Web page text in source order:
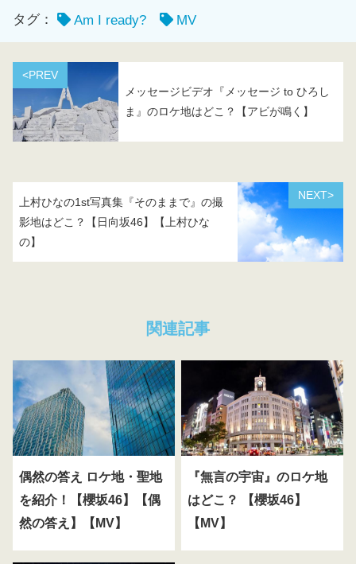
タグ：
Am I ready? MV
<PREV
メッセージビデオ『メッセージ to ひろし
ま』のロケ地はどこ？【アビが鳴く】
NEXT>
上村ひなの1st写真集『そのままで』の撮
影地はどこ？【日向坂46】【上村ひな
の】
関連記事
偶然の答え ロケ地・聖地
を紹介！【櫻坂46】【偶
然の答え】【MV】
『無言の宇宙』のロケ地
はどこ？ 【櫻坂46】
【MV】